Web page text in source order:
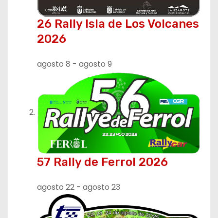
26 Rally Isla de Los Volcanes
2026
agosto 8 - agosto 9
57 Rally de Ferrol 2026
agosto 22 - agosto 23